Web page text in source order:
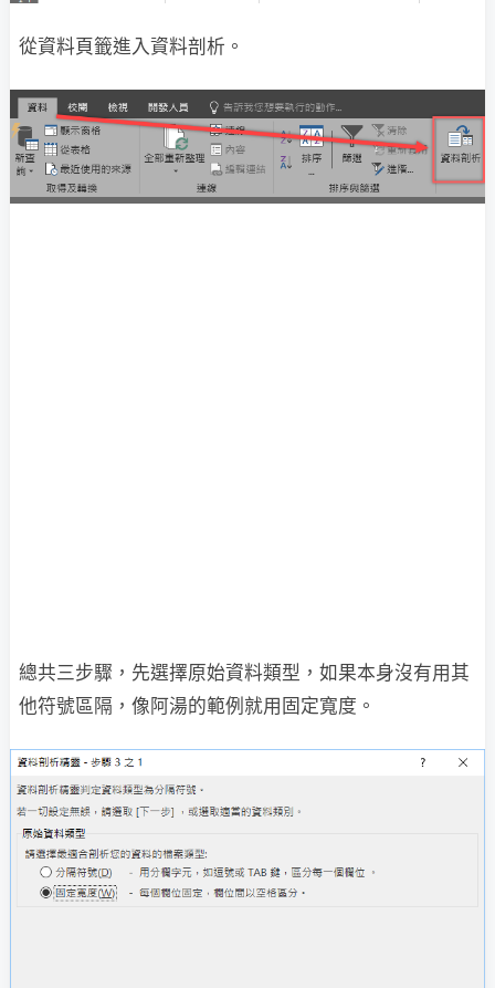
從資料頁籤進入資料剖析。
總共三步驟，先選擇原始資料類型，如果本身沒有用其
他符號區隔，像阿湯的範例就用固定寬度。